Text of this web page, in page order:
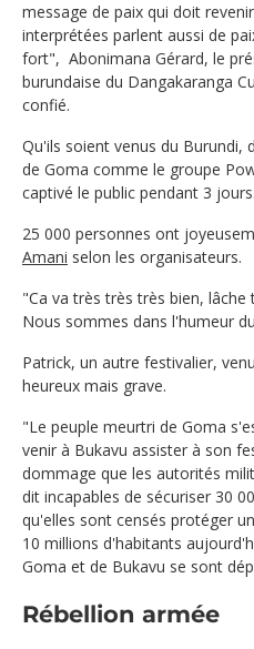
message de paix qui doit
interprétées parlent aussi de
fort", Abonimana Gérard, le
burundaise du Dangakaranga
confié.
Qu'ils soient venus du Burundi,
de Goma comme le groupe
captivé le public pendant 3 jours.
25 000 personnes ont
Amani selon les organisateurs.
"Ca va très très très bien, lâche
Nous sommes dans l'humeur
Patrick, un autre festivalier,
heureux mais grave.
"Le peuple meurtri de Goma
venir à Bukavu assister à son
dommage que les autorités
dit incapables de sécuriser 30
qu'elles sont censés protéger
10 millions d'habitants
Goma et de Bukavu se sont
Rébellion armée